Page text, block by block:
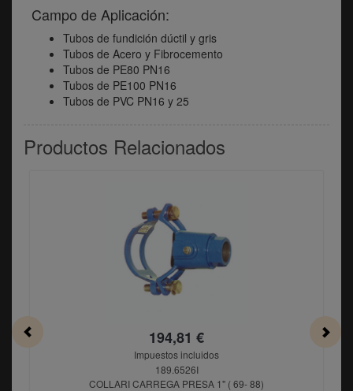
Campo de Aplicación:
Tubos de fundición dúctil y gris
Tubos de Acero y Fibrocemento
Tubos de PE80 PN16
Tubos de PE100 PN16
Tubos de PVC PN16 y 25
Productos Relacionados
194,81 €
Impuestos incluidos
189.6526I
COLLARI CARREGA PRESA 1" ( 69- 88)